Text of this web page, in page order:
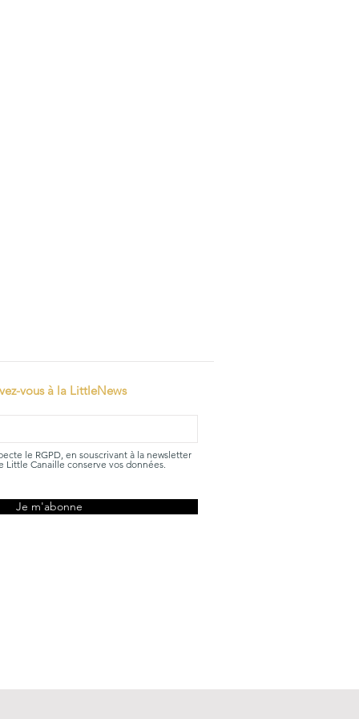
vous à la LittleNews
le RGPD, en souscrivant à la newsletter
Little Canaille conserve vos données.
Je m'abonne